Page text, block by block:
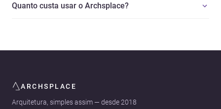
Quanto custa usar o Archsplace?
ARCHSPLACE
Arquitetura, simples assim — desde 2018